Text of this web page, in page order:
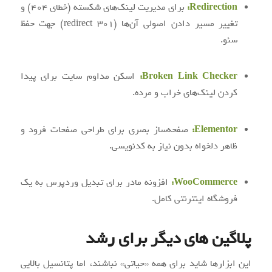
Redirection:
برای مدیریت لینک‌های شکسته (خطای ۴۰۴) و
تغییر مسیر دادن اصولی آن‌ها (۳۰۱ redirect) جهت حفظ
سئو.
Broken Link Checker: اسکن مداوم سایت برای پیدا
کردن لینک‌های خراب و مرده.
Elementor: صفحه‌ساز بصری برای طراحی صفحات فرود و
ظاهر دلخواه بدون نیاز به کدنویسی.
WooCommerce: افزونه مادر برای تبدیل وردپرس به یک
فروشگاه اینترنتی کامل.
پلاگین های دیگر برای رشد
این ابزارها شاید برای همه «حیاتی» نباشند، اما پتانسیل بالایی